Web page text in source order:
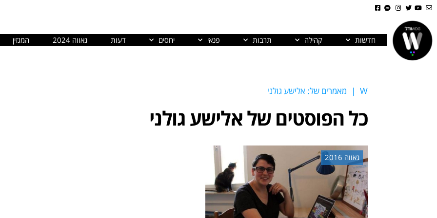
חדשות קהילה תרבות פנאי יחסים דעות גאווה 2024 המגזין
W
| מאמרים של: אלישע גולני
כל הפוסטים שלאלישע גולני
גאווה 2016